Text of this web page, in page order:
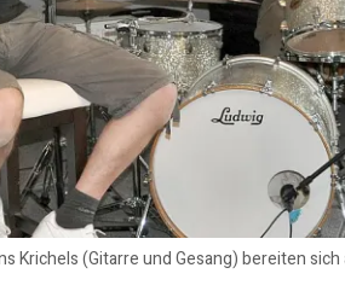
Krichels (Gitarre und Gesang) bereiten